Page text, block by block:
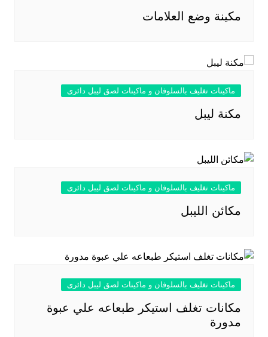
مكينة وضع العلامات
ماكينات تغليف بالسلوفان و ماكينات لصق ليبل دائرى
مكنة ليبل
ماكينات تغليف بالسلوفان و ماكينات لصق ليبل دائرى
مكائن الليبل
ماكينات تغليف بالسلوفان و ماكينات لصق ليبل دائرى
مكانات تغلف استيكر طبعاعه علي عبوة
مدورة